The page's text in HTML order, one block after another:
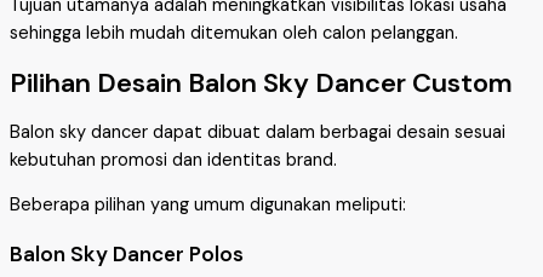
Tujuan utamanya adalah meningkatkan visibilitas lokasi usaha
sehingga lebih mudah ditemukan oleh calon pelanggan.
Pilihan Desain Balon Sky Dancer Custom
Balon sky dancer dapat dibuat dalam berbagai desain sesuai
kebutuhan promosi dan identitas brand.
Beberapa pilihan yang umum digunakan meliputi:
Balon Sky Dancer Polos